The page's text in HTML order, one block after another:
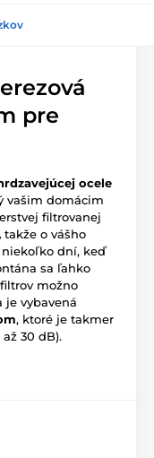
pre
ocele
vašim domácim
filtrovanej
takže o vášho
dní, keď
sa ľahko
možno
je vybavená
, ktoré je takmer
30 dB).